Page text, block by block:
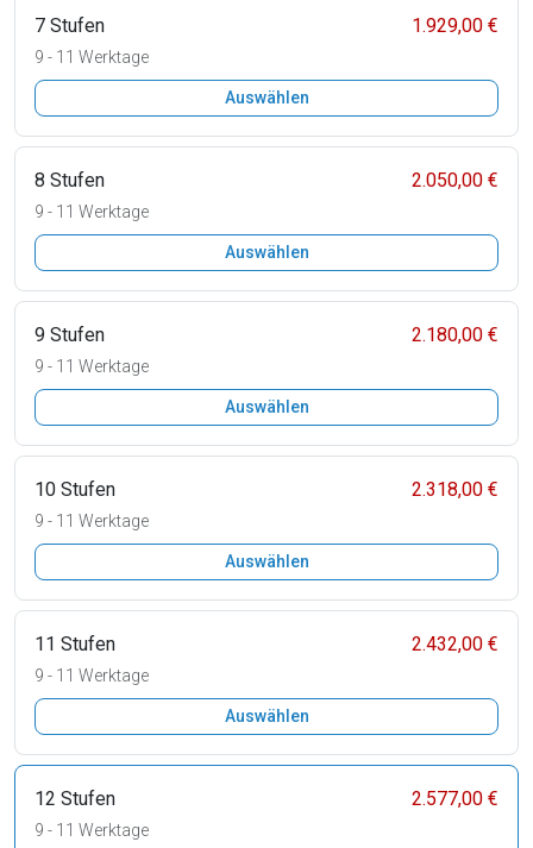
7 Stufen 1.929,00 €
9 - 11 Werktage
Auswählen
8 Stufen 2.050,00 €
9 - 11 Werktage
Auswählen
9 Stufen 2.180,00 €
9 - 11 Werktage
Auswählen
10 Stufen 2.318,00 €
9 - 11 Werktage
Auswählen
11 Stufen 2.432,00 €
9 - 11 Werktage
Auswählen
12 Stufen 2.577,00 €
9 - 11 Werktage